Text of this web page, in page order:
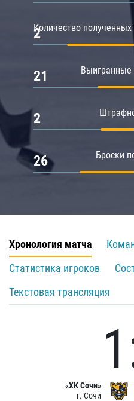
Количество
2
Выигранные
21
2
Броски
26
Хронология матча
Статистика игроков
Текстовая трансляция
«ХК Сочи»
г. Сочи